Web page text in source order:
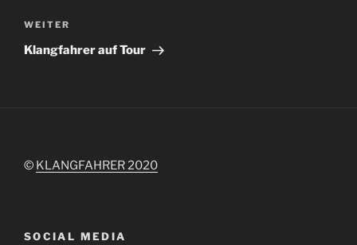
Nächster
Beitrag
WEITER
Klangfahrer auf Tour
© KLANGFAHRER 2020
SOCIAL MEDIA